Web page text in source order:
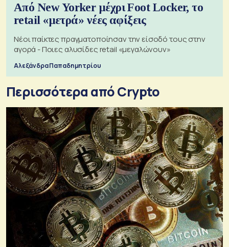
Από New Yorker μέχρι Foot Locker, το
retail «μετρά» νέες αφίξεις
Νέοι παίκτες πραγματοποίησαν την είσοδό τους στην
αγορά - Ποιες αλυσίδες retail «μεγαλώνουν»
Αλεξάνδρα Παπαδημητρίου
Περισσότερα από Crypto